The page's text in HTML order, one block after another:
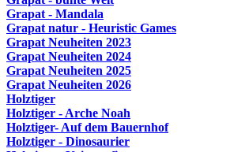
Grapat - Mandala
Grapat natur - Heuristic Games
Grapat Neuheiten 2023
Grapat Neuheiten 2024
Grapat Neuheiten 2025
Grapat Neuheiten 2026
Holztiger
Holztiger - Arche Noah
Holztiger- Auf dem Bauernhof
Holztiger - Dinosaurier